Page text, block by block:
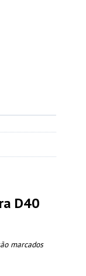
D40
marcados